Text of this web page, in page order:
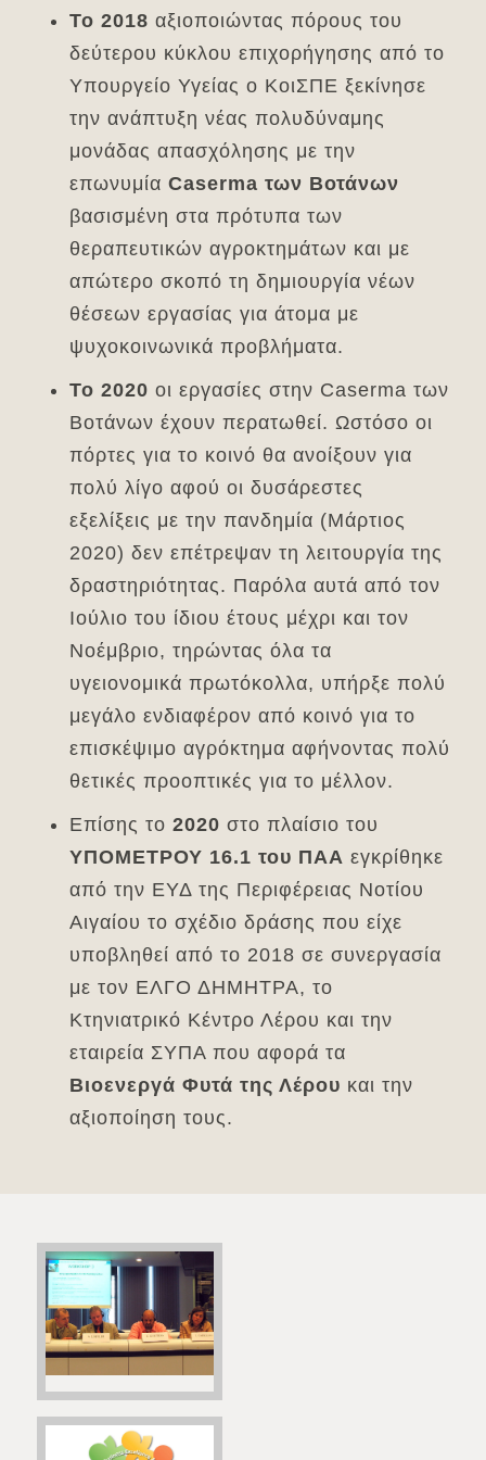
Το 2018 αξιοποιώντας πόρους του
δεύτερου κύκλου επιχορήγησης από το
Υπουργείο Υγείας ο ΚοιΣΠΕ ξεκίνησε
την ανάπτυξη νέας πολυδύναμης
μονάδας απασχόλησης με την
επωνυμία Caserma των Βοτάνων
βασισμένη στα πρότυπα των
θεραπευτικών αγροκτημάτων και με
απώτερο σκοπό τη δημιουργία νέων
θέσεων εργασίας για άτομα με
ψυχοκοινωνικά προβλήματα.
Το 2020 οι εργασίες στην Caserma των
Βοτάνων έχουν περατωθεί. Ωστόσο οι
πόρτες για το κοινό θα ανοίξουν για
πολύ λίγο αφού οι δυσάρεστες
εξελίξεις με την πανδημία (Μάρτιος
2020) δεν επέτρεψαν τη λειτουργία της
δραστηριότητας. Παρόλα αυτά από τον
Ιούλιο του ίδιου έτους μέχρι και τον
Νοέμβριο, τηρώντας όλα τα
υγειονομικά πρωτόκολλα, υπήρξε πολύ
μεγάλο ενδιαφέρον από κοινό για το
επισκέψιμο αγρόκτημα αφήνοντας πολύ
θετικές προοπτικές για το μέλλον.
Επίσης το 2020 στο πλαίσιο του
ΥΠΟΜΕΤΡΟΥ 16.1 του ΠΑΑ εγκρίθηκε
από την ΕΥΔ της Περιφέρειας Νοτίου
Αιγαίου το σχέδιο δράσης που είχε
υποβληθεί από το 2018 σε συνεργασία
με τον ΕΛΓΟ ΔΗΜΗΤΡΑ, το
Κτηνιατρικό Κέντρο Λέρου και την
εταιρεία ΣΥΠΑ που αφορά τα
Βιοενεργά Φυτά της Λέρου και την
αξιοποίηση τους.